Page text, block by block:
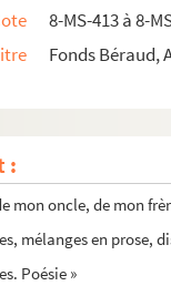
8-MS-413 à 8-
Fonds Béraud,
:
mon oncle, de mon
mélanges en
Poésie »